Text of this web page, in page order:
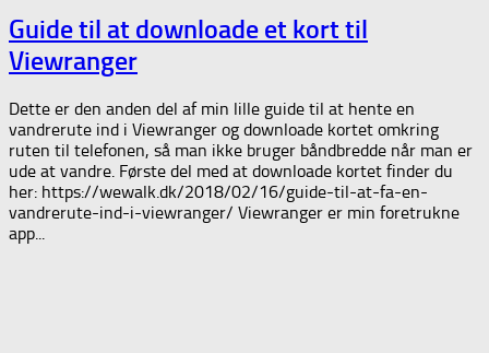
Guide til at downloade et kort til
Viewranger
Dette er den anden del af min lille guide til at hente en
vandrerute ind i Viewranger og downloade kortet omkring
ruten til telefonen, så man ikke bruger båndbredde når man er
ude at vandre. Første del med at downloade kortet finder du
her: https://wewalk.dk/2018/02/16/guide-til-at-fa-en-
vandrerute-ind-i-viewranger/ Viewranger er min foretrukne
app...